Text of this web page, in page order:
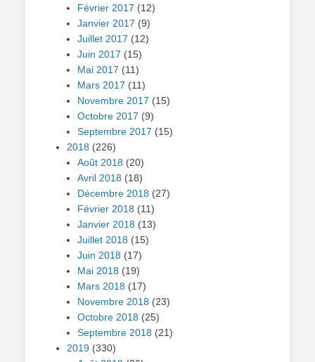
Février 2017 (12)
Janvier 2017 (9)
Juillet 2017 (12)
Juin 2017 (15)
Mai 2017 (11)
Mars 2017 (11)
Novembre 2017 (15)
Octobre 2017 (9)
Septembre 2017 (15)
2018 (226)
Août 2018 (20)
Avril 2018 (18)
Décembre 2018 (27)
Février 2018 (11)
Janvier 2018 (13)
Juillet 2018 (15)
Juin 2018 (17)
Mai 2018 (19)
Mars 2018 (17)
Novembre 2018 (23)
Octobre 2018 (25)
Septembre 2018 (21)
2019 (330)